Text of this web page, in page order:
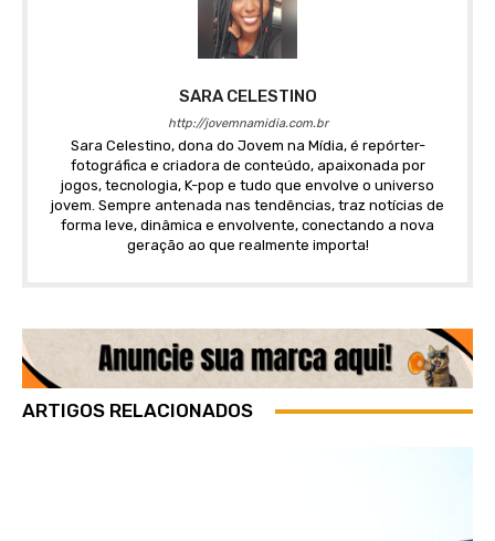
SARA CELESTINO
http://jovemnamidia.com.br
Sara Celestino, dona do Jovem na Mídia, é repórter-
fotográfica e criadora de conteúdo, apaixonada por
jogos, tecnologia, K-pop e tudo que envolve o universo
jovem. Sempre antenada nas tendências, traz notícias de
forma leve, dinâmica e envolvente, conectando a nova
geração ao que realmente importa!
ARTIGOS RELACIONADOS